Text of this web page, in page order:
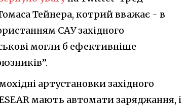
Томаса Тейнера, котрий вважає - в
САУ західного
могли б ефективніше
артустановки західного
мають автомати заряджання, і